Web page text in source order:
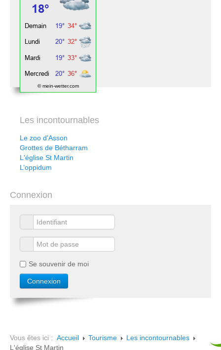
© mein-wetter.com
Les incontournables
Le zoo d'Asson
Grottes de Bétharram
L'église St Martin
L’oppidum
Connexion
Se souvenir de moi
Vous êtes ici : Accueil Tourisme
Les incontournables
L'église St Martin